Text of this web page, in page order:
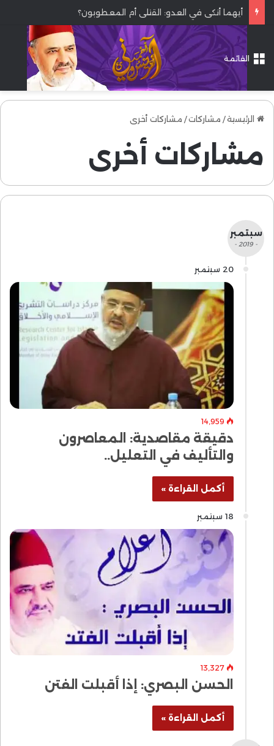
أيهما أنكى في العدو: القتلى أم المعطوبون؟
القائمة
الرئيسية/ مشاركات/ مشاركات أخرى
مشاركات أخرى
سبتمبر
- 2019 -
20 سبتمبر
14٬959
دقيقة مقاصدية: المعاصرون
والتأليف في التعليل..
أكمل القراءة »
18 سبتمبر
13٬327
الحسن البصري: إذا أقبلت الفتن
أكمل القراءة »